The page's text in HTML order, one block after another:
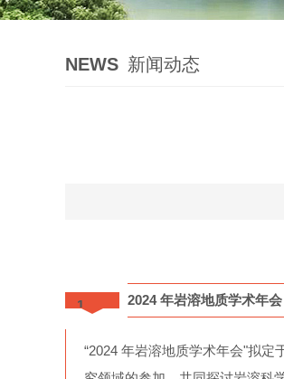
NEWS 新闻动态
1 2024 年岩溶地质学术年会
“2024 年岩溶地质学术年会"拟定